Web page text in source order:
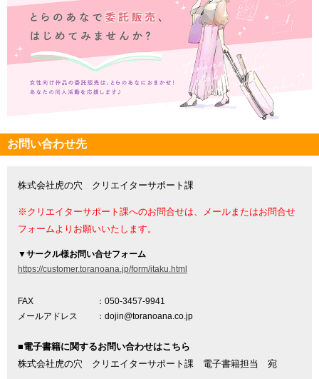
お問い合わせ先
株式会社虎の穴 クリエイターサポート課
※クリエイターサポート課へのお問合せは、メールまたはお問合せ
フォームよりお願いいたします。
▼サークル様お問い合せフォーム
https://customer.toranoana.jp/form/itaku.html
FAX
：050-3457-9941
メールアドレス
：dojin@toranoana.co.jp
■電子書籍に関するお問い合わせはこちら
株式会社虎の穴 クリエイターサポート課 電子書籍担当 宛